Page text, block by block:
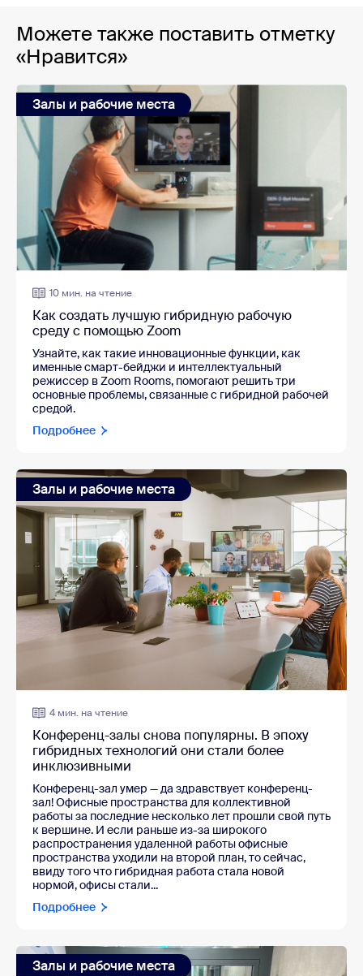
Можете также поставить отметку
«Нравится»
Залы и рабочие места
10 мин. на чтение
Как создать лучшую гибридную рабочую
среду с помощью Zoom
Узнайте, как такие инновационные функции, как
именные смарт-бейджи и интеллектуальный
режиссер в Zoom Rooms, помогают решить три
основные проблемы, связанные с гибридной рабочей
средой.
Подробнее
Залы и рабочие места
4 мин. на чтение
Конференц-залы снова популярны. В эпоху
гибридных технологий они стали более
инклюзивными
Конференц-зал умер — да здравствует конференц-
зал! Офисные пространства для коллективной
работы за последние несколько лет прошли свой путь
к вершине. И если раньше из-за широкого
распространения удаленной работы офисные
пространства уходили на второй план, то сейчас,
ввиду того что гибридная работа стала новой
нормой, офисы стали...
Подробнее
Залы и рабочие места